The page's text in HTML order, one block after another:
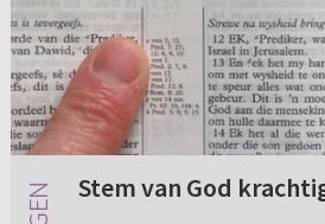
Stem van God